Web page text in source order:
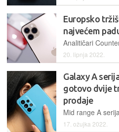
Europsko
najvećem
20. lipnja 2022.
Galaxy A
gotovo dvije
prodaje
17. ožujka 2022.